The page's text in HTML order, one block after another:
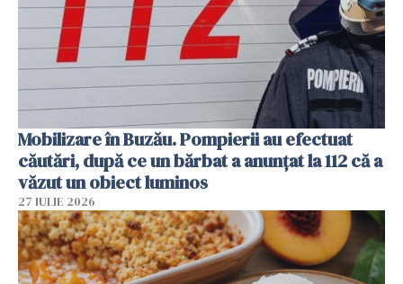
Mobilizare în Buzău. Pompierii au efectuat
căutări, după ce un bărbat a anunțat la 112 că a
văzut un obiect luminos
27 IULIE 2026